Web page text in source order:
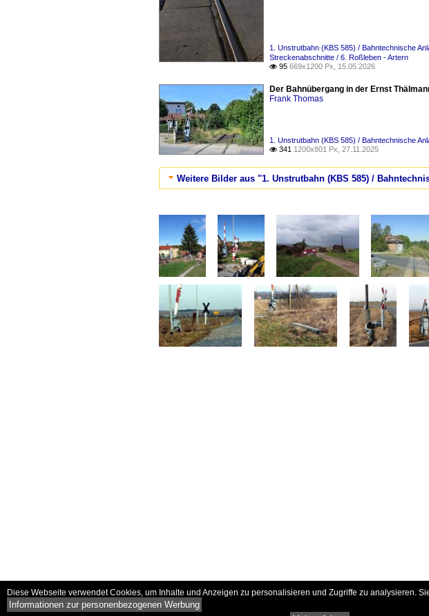
1. Unstrutbahn (KBS 585) / Bahntechnische
Streckenabschnitte / 6. Roßleben - Artern
 95 669x1200 Px, 15.05.2026
Der Bahnübergang in der Ernst
Frank Thomas
1. Unstrutbahn (KBS 585) / Bahntechnische
 341 1200x801 Px, 27.11.2025
Weitere Bilder aus "1. Unstrutbahn (KBS 585) /
Diese Webseite verwendet Cookies, um Inhalte und Anzeigen zu personalisieren und Zugriffe zu analysieren.
Informationen zur personenbezogenen Werbung